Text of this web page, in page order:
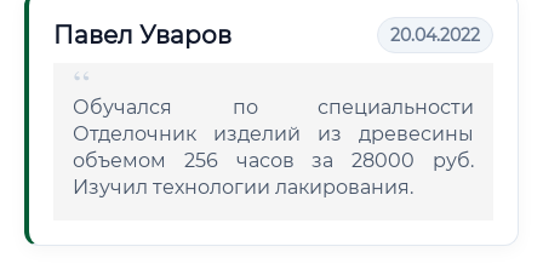
Павел Уваров 20.04.2022
Обучался по специальности
Отделочник изделий из древесины
объемом 256 часов за 28000 руб.
Изучил технологии лакирования.